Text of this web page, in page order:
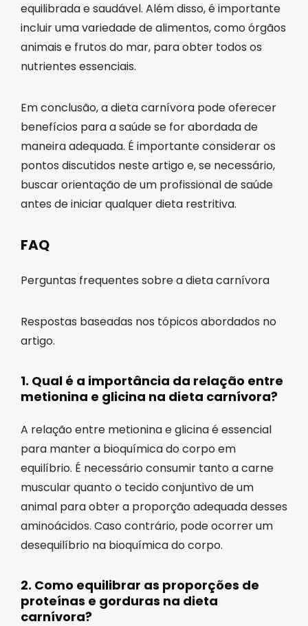
equilibrada e saudável. Além disso, é importante
incluir uma variedade de alimentos, como órgãos
animais e frutos do mar, para obter todos os
nutrientes essenciais.
Em conclusão, a dieta carnívora pode oferecer
benefícios para a saúde se for abordada de
maneira adequada. É importante considerar os
pontos discutidos neste artigo e, se necessário,
buscar orientação de um profissional de saúde
antes de iniciar qualquer dieta restritiva.
FAQ
Perguntas frequentes sobre a dieta carnívora
Respostas baseadas nos tópicos abordados no
artigo.
1. Qual é a importância da relação entre
metionina e glicina na dieta carnívora?
A relação entre metionina e glicina é essencial
para manter a bioquímica do corpo em
equilíbrio. É necessário consumir tanto a carne
muscular quanto o tecido conjuntivo de um
animal para obter a proporção adequada desses
aminoácidos. Caso contrário, pode ocorrer um
desequilíbrio na bioquímica do corpo.
2. Como equilibrar as proporções de
proteínas e gorduras na dieta
carnívora?